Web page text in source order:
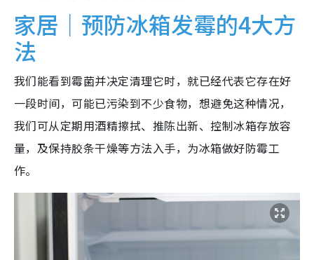
家居｜预防冰箱发霉的4大方
法
我们能看到霉菌并决定清理它时，就已经代表它存在好
一段时间，可能已污染到不少食物，想避免这种情况，
我们可从定期用酒精擦拭、推陈出新、控制冰箱存放容
量，及保持胶条干燥等方法入手，为冰箱做好防霉工
作。